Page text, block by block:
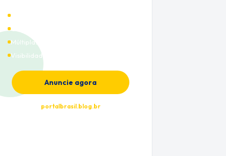
Múltiplas categorias
Visibilidade premium
Anuncie agora
portalbrasil.blog.br